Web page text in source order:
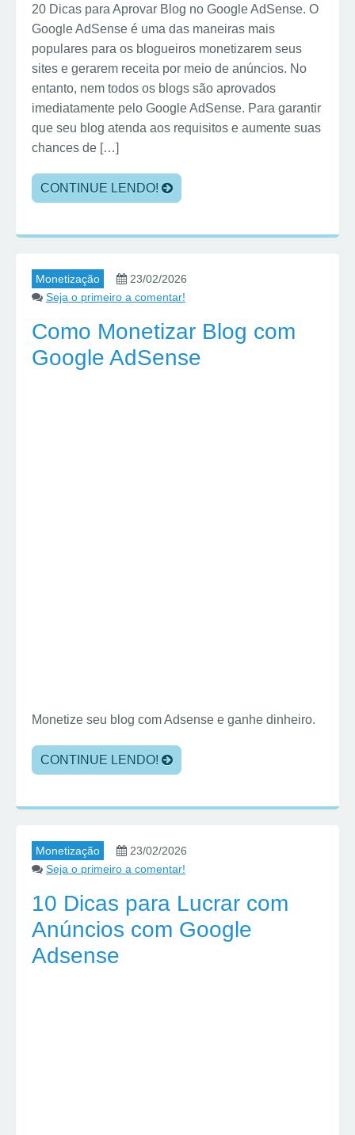
20 Dicas para Aprovar Blog no Google AdSense. O
Google AdSense é uma das maneiras mais
populares para os blogueiros monetizarem seus
sites e gerarem receita por meio de anúncios. No
entanto, nem todos os blogs são aprovados
imediatamente pelo Google AdSense. Para garantir
que seu blog atenda aos requisitos e aumente suas
chances de […]
CONTINUE LENDO!
Monetização
23/02/2026
Seja o primeiro a comentar!
Como Monetizar Blog com
Google AdSense
Monetize seu blog com Adsense e ganhe dinheiro.
CONTINUE LENDO!
Monetização
23/02/2026
Seja o primeiro a comentar!
10 Dicas para Lucrar com
Anúncios com Google
Adsense